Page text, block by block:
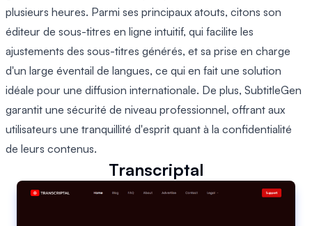
plusieurs heures. Parmi ses principaux atouts, citons son
éditeur de sous-titres en ligne intuitif, qui facilite les
ajustements des sous-titres générés, et sa prise en charge
d'un large éventail de langues, ce qui en fait une solution
idéale pour une diffusion internationale. De plus, SubtitleGen
garantit une sécurité de niveau professionnel, offrant aux
utilisateurs une tranquillité d'esprit quant à la confidentialité
de leurs contenus.
Transcriptal